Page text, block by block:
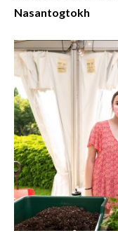
Nasantogtokh